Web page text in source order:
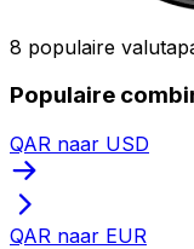
8 populaire
Populaire
QAR naar USD
QAR naar EUR